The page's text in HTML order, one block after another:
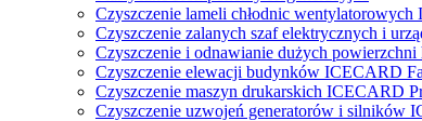
Czyszczenie lameli chłodnic
Czyszczenie zalanych szaf elektrycznych i
Czyszczenie i odnawianie dużych
Czyszczenie elewacji budynków ICECARD
Czyszczenie maszyn drukarskich ICECARD
Czyszczenie uzwojeń generatorów i silników